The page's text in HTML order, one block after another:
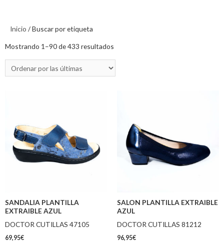
Inicio / Buscar por etiqueta
Mostrando 1–90 de 433 resultados
SANDALIA PLANTILLA
EXTRAIBLE AZUL
DOCTOR CUTILLAS 47105
69,95€
SALON PLANTILLA EXTRAIBLE
AZUL
DOCTOR CUTILLAS 81212
96,95€